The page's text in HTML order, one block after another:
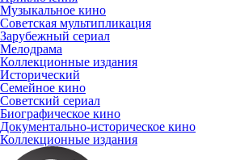
Музыкальное кино
Советская мультипликация
Зарубежный сериал
Мелодрама
Коллекционные издания
Исторический
Семейное кино
Советский сериал
Биографическое кино
Документально-историческое кино
Коллекционные издания